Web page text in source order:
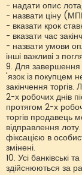
- надати опис
- назвати ціну
- вказати крок
- вказати час
- назвати умови
інші важливі з
9. Для завершення
'язок із покупцем
закінчення
2-х робочих днів
протягом 2-х
торгів продавець
відправлення
фіксацією в
змінені.
10. Усі банківські
здійснюються за